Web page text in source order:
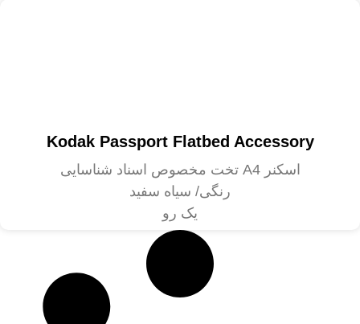
Kodak Passport Flatbed Accessory
اسکنر A4 تخت مخصوص اسناد شناسایی
رنگی/ سیاه سفید
یک رو